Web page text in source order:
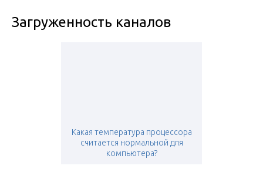
Загруженность каналов
Какая температура процессора
считается нормальной для
компьютера?